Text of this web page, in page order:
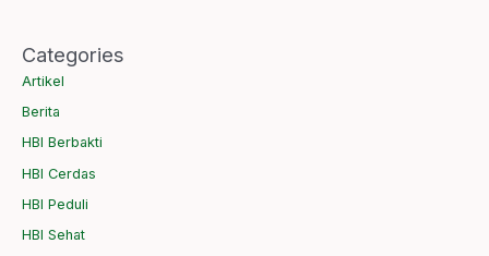
Categories
Artikel
Berita
HBI Berbakti
HBI Cerdas
HBI Peduli
HBI Sehat